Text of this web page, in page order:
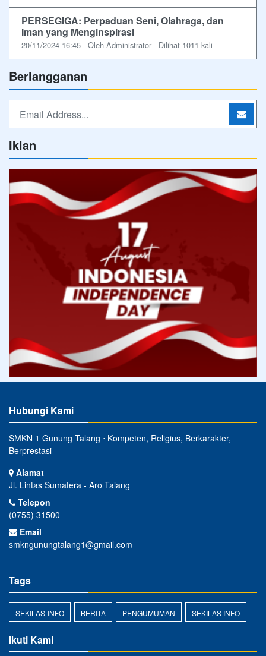
PERSEGIGA: Perpaduan Seni, Olahraga, dan
Iman yang Menginspirasi
20/11/2024 16:45 - Oleh Administrator - Dilihat 1011 kali
Berlangganan
Iklan
Hubungi Kami
SMKN 1 Gunung Talang ⋅ Kompeten, Religius, Berkarakter,
Berprestasi
Alamat
Jl. Lintas Sumatera - Aro Talang
Telepon
(0755) 31500
Email
smkngunungtalang1@gmail.com
Tags
SEKILAS-INFO BERITA PENGUMUMAN SEKILAS INFO
Ikuti Kami